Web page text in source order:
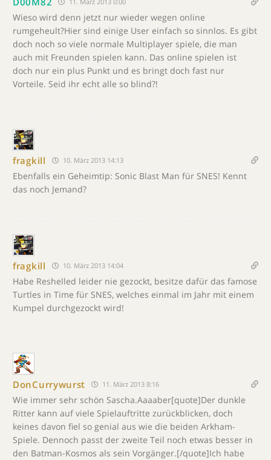
Wieso wird denn jetzt nur wieder wegen online
rumgeheult?Hier sind einige User einfach so sinnlos. Es gibt
doch noch so viele normale Multiplayer spiele, die man
auch mit Freunden spielen kann. Das online spielen ist
doch nur ein plus Punkt und es bringt doch fast nur
Vorteile. Seid ihr echt alle so blind?!
fragkill 10. März 2013 14:13
Ebenfalls ein Geheimtip: Sonic Blast Man für SNES! Kennt
das noch Jemand?
fragkill 10. März 2013 14:04
Habe Reshelled leider nie gezockt, besitze dafür das famose
Turtles in Time für SNES, welches einmal im Jahr mit einem
Kumpel durchgezockt wird!
DonCurrywurst 11. März 2013 8:16
Wie immer sehr schön Sascha.Aaaaber[quote]Der dunkle
Ritter kann auf viele Spielauftritte zurückblicken, doch
keines davon fiel so genial aus wie die beiden Arkham-
Spiele. Dennoch passt der zweite Teil noch etwas besser in
den Batman-Kosmos als sein Vorgänger.[/quote]Ich habe